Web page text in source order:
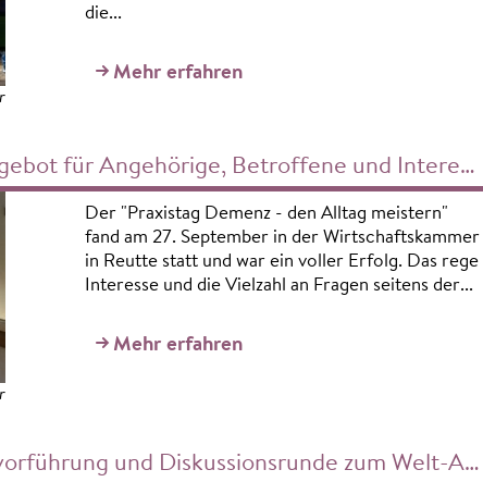
die...
Mehr erfahren
für Angehörige, Betroffene und Interessierte
Der "Praxistag Demenz - den Alltag meistern"
fand am 27. September in der Wirtschaftskammer
in Reutte statt und war ein voller Erfolg. Das rege
Interesse und die Vielzahl an Fragen seitens der...
Mehr erfahren
und Diskussionsrunde zum Welt-Alzheimertag 2024